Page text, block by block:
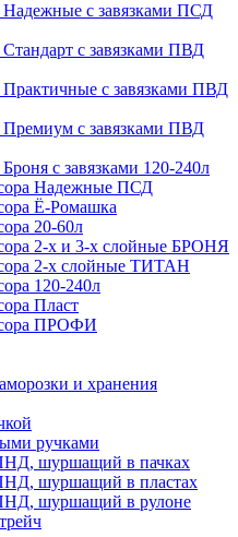
с завязками ПСД
с завязками ПВД
с завязками ПВД
с завязками ПВД
с завязками 120-240л
Надежные ПСД
Ё-Ромашка
20-60л
2-х и 3-х слойные БРОНЯ
2-х слойные ТИТАН
120-240л
Пласт
ПРОФИ
и хранения
ручками
шуршащий в пачках
шуршащий в пластах
шуршащий в рулоне